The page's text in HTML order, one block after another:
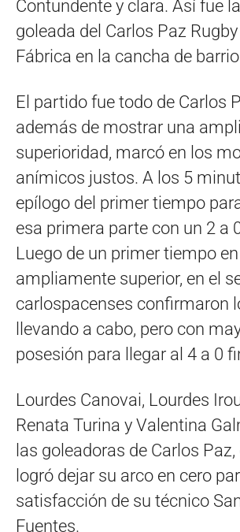
Contundente y clara. Así fue
goleada del Carlos Paz
Fábrica en la cancha de
El partido fue todo de Carlos
además de mostrar una
superioridad, marcó en los
anímicos justos. A los 5
epílogo del primer tiempo
esa primera parte con un 2 a
Luego de un primer tiempo
ampliamente superior, en el
carlospacenses confirmaron
llevando a cabo, pero con
posesión para llegar al 4 a 0
Lourdes Canovai, Lourdes
Renata Turina y Valentina
las goleadoras de Carlos
logró dejar su arco en cero
satisfacción de su técnico
Fuentes.